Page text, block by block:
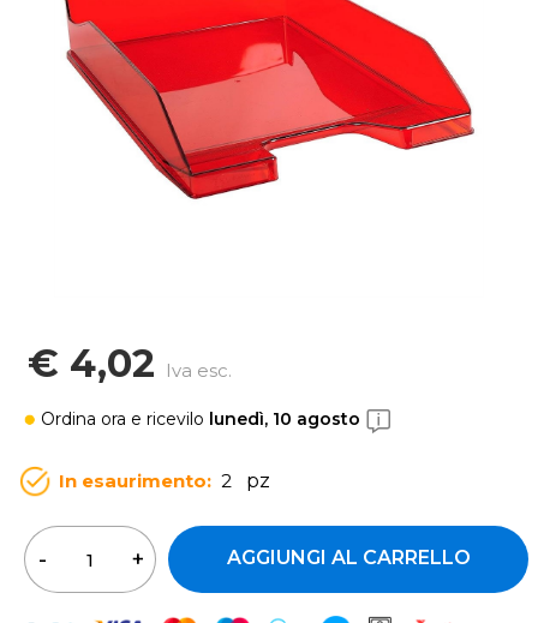
€ 4,02 Iva esc.
Ordina ora e ricevilo lunedì, 10 agosto
In esaurimento: 2 pz
AGGIUNGI AL CARRELLO